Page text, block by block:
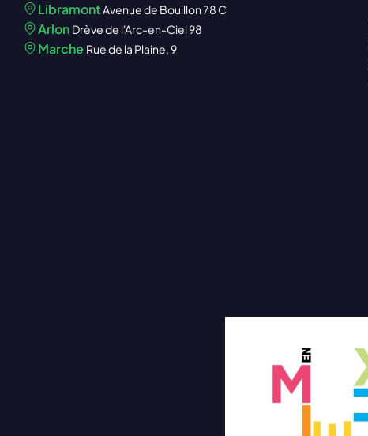
LibramontAvenue de Bouillon 78 C
Arlon Drève de l'Arc-en-Ciel 98
Marche Rue de la Plaine, 9